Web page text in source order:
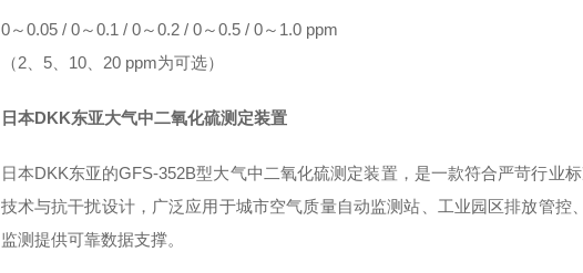
0～0.05 / 0～0.1 / 0～0.2 / 0～0.5 / 0～1.0 ppm
（2、5、10、20 ppm为可选）
日本DKK东亚大气中二氧化硫测定装置
日本DKK东亚的GFS-352B型大气中二氧化硫测定装置，是一款符合严苛行业
技术与抗干扰设计，广泛应用于城市空气质量自动监测站、工业园区排放管控
监测提供可靠数据支撑。